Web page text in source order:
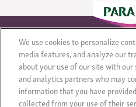
© 2017 - All rights reserved
Cookie List
We use cookies to personalize
media features, and analyze our
about your use of our site with
and analytics partners who may
information that you have
collected from your use of their